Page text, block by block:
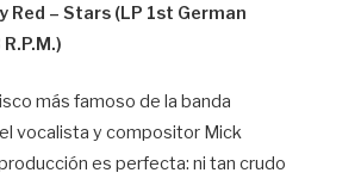
Red – Stars (LP 1st German
más famoso de la banda
vocalista y compositor Mick
es perfecta: ni tan crudo